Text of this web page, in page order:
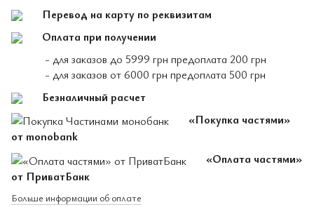
Перевод на карту по реквизитам
Оплата при получении
- для заказов до 5999 грн предоплата 200 грн
- для заказов от 6000 грн предоплата 500 грн
Безналичный расчет
«Покупка частями»
от monobank
«Оплата частями»
от ПриватБанк
Больше информации об оплате